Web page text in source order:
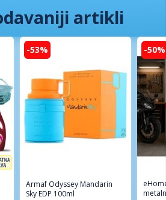
artikli
-53%
Armaf Odyssey Mandarin
Sky EDP 100ml
-50%